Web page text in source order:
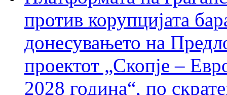
против корупцијата
донесувањето на
проектот „Скопје –
2028 година“, по